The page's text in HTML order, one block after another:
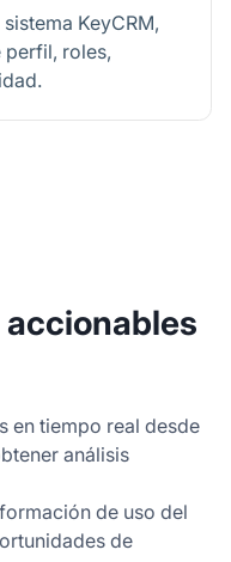
KeyCRM,
roles,
en tiempo real desde
análisis
de uso del
de